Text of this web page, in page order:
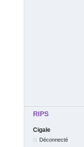
RIPS
Cigale
Déconnecté